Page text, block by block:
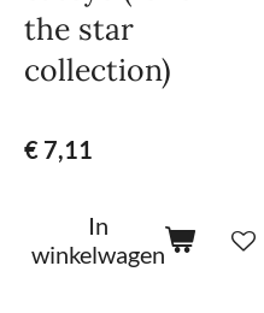
the star
collection)
€ 7,11
In
winkelwagen